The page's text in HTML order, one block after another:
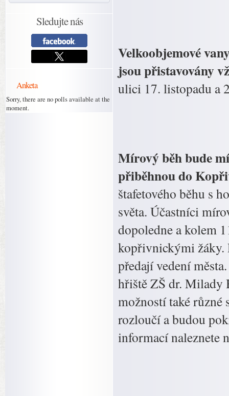
Sledujte nás
Anketa
Sorry, there are no polls available at the
moment.
Velkoobjemové
jsou přistavovány
ulici 17. listopadu a
Mírový běh bude
přiběhnou do
štafetového běhu s
světa. Účastníci
dopoledne a kolem
kopřivnickými žáky.
předají vedení
hřiště ZŠ dr. Milady
možností také různé
rozloučí a budou
informací naleznete